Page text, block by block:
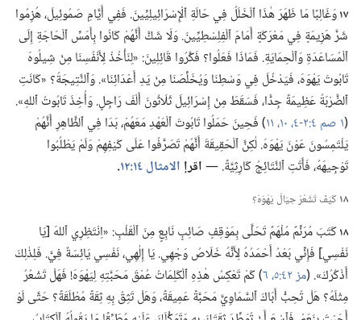
١٧وَغَالِبًا مَا ظَهَرَ هٰذَا ٱلْخَلَلُ فِي حَالَةِ ٱلْإِسْرَائِيلِيِّينَ.‏ فَفِي أَيَّامِ صَمُوئِيلَ،‏ هُزِمُوا
شَرَّ هَزِيمَةٍ فِي مَعْرَكَةٍ أَمَامَ ٱلْفِلِسْطِيِّينَ.‏ وَلَا شَكَّ أَنَّهُمْ كَانُوا بِأَمَسِّ ٱلْحَاجَةِ إِلَى
ٱلْمُسَاعَدَةِ وَٱلْحِمَايَةِ.‏ فَمَاذَا فَعَلُوا؟‏ فَكَّرُوا قَائِلِينَ:‏ «لِنَأْخُذْ لِأَنْفُسِنَا مِنْ شِيلُوهَ
تَابُوتَ يَهْوَهَ،‏ فَيَدْخُلَ فِي وَسْطِنَا وَيُخَلِّصَنَا مِنْ يَدِ أَعْدَائِنَا».‏ وَٱلنَّتِيجَةُ؟‏ «كَانَتِ
ٱلضَّرْبَةُ عَظِيمَةً جِدًّا،‏ فَسَقَطَ مِنْ إِسْرَائِيلَ ثَلَاثُونَ أَلْفَ رَاجِلٍ.‏ وَأُخِذَ تَابُوتُ ٱللهِ».‏
(‏١ صم ٤:‏ ٢-‏٤،‏
‏)‏ فَحِينَ حَمَلُوا تَابُوتَ ٱلْعَهْدِ مَعَهُمْ،‏ بَدَا فِي ٱلظَّاهِرِ أَنَّهُمْ
يَلْتَمِسُونَ عَوْنَ يَهْوَهَ.‏ لٰكِنَّ ٱلْحَقِيقَةَ أَنَّهُمْ تَصَرَّفُوا عَلَى كَيْفِهِمْ وَلَمْ يَطْلُبُوا
تَوْجِيهَهُ،‏ فَأَتَتِ ٱلنَّتَائِجُ كَارِثِيَّةً.‏ —‏اقرإ الامثال ١٤:‏١٢ ‏.‏
١٨كَيْفَ تَشْعُرُ حِيَالَ يَهْوَهَ؟‏
١٨كَتَبَ مُرَنِّمٌ مُلْهَمٌ تَحَلَّى بِمَوْقِفٍ صَائِبٍ نَابِعٍ مِنَ ٱلْقَلْبِ:‏ «اِنْتَظِرِي ٱللهَ [يَا
نَفْسِي] فَإِنِّي بَعْدُ أَحْمَدُهُ لِأَنَّهُ خَلَاصُ وَجْهِي.‏ يَا إِلٰهِي،‏ نَفْسِي يَائِسَةٌ فِيَّ.‏ فَلِذٰلِكَ
أَذْكُرُكَ».‏ (‏مز ٤٢:‏ ٥،‏ ٦ ‏)‏ كَمْ تَعْكِسُ هٰذِهِ ٱلْكَلِمَاتُ عُمْقَ مَحَبَّتِهِ لِيَهْوَهَ!‏ فَهَلْ تَشْعُرُ
مِثْلَهُ؟‏ هَلْ تُحِبُّ أَبَاكَ ٱلسَّمَاوِيَّ مَحَبَّةً عَمِيقَةً،‏ وَهَلْ تَثِقُ بِهِ ثِقَةً مُطْلَقَةً؟‏ حَتَّى لَوْ